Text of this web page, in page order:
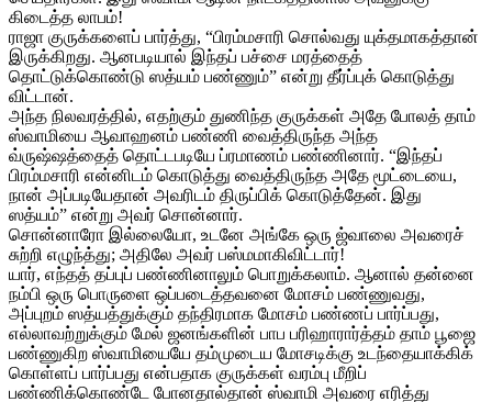
கிடைத்த லாபம்!
ராஜா குருக்களைப் பார்த்து, “பிரம்மசாரி சொல்வது யுக்தமாகத்தான்
இருக்கிறது. ஆனபடியால் இந்தப் பச்சை மரத்தைத்
தொட்டுக்கொண்டு ஸத்யம் பண்ணும்” என்று தீர்ப்புக் கொடுத்து
விட்டான்.
அந்த நிலவரத்தில், எதற்கும் துணிந்த குருக்கள் அதே போலத் தாம்
ஸ்வாமியை ஆவாஹனம் பண்ணி வைத்திருந்த அந்த
வ்ருஷ்ஷத்தைத் தொட்டபடியே ப்ரமாணம் பண்ணினார். “இந்தப்
பிரம்மசாரி என்னிடம் கொடுத்து வைத்திருந்த அதே மூட்டையை,
நான் அப்படியேதான் அவரிடம் திருப்பிக் கொடுத்தேன். இது
ஸத்யம்” என்று அவர் சொன்னார்.
சொன்னாரோ இல்லையோ, உடனே அங்கே ஒரு ஜ்வாலை அவரைச்
சுற்றி எழுந்த்து; அதிலே அவர் பஸ்மமாகிவிட்டார்!
யார், எந்தத் தப்புப் பண்ணினாலும் பொறுக்கலாம். ஆனால் தன்னை
நம்பி ஒரு பொருளை ஒப்படைத்தவனை மோசம் பண்ணுவது,
அப்புறம் ஸத்யத்துக்கும் தந்திரமாக மோசம் பண்ணப் பார்ப்பது,
எல்லாவற்றுக்கும் மேல் ஜனங்களின் பாப பரிஹாரார்த்தம் தாம் பூஜை
பண்ணுகிற ஸ்வாமியையே தம்முடைய மோசடிக்கு உடந்தையாக்கிக்
கொள்ளப் பார்ப்பது என்பதாக குருக்கள் வரம்பு மீறிப்
பண்ணிக்கொண்டே போனதால்தான் ஸ்வாமி அவரை எரித்து